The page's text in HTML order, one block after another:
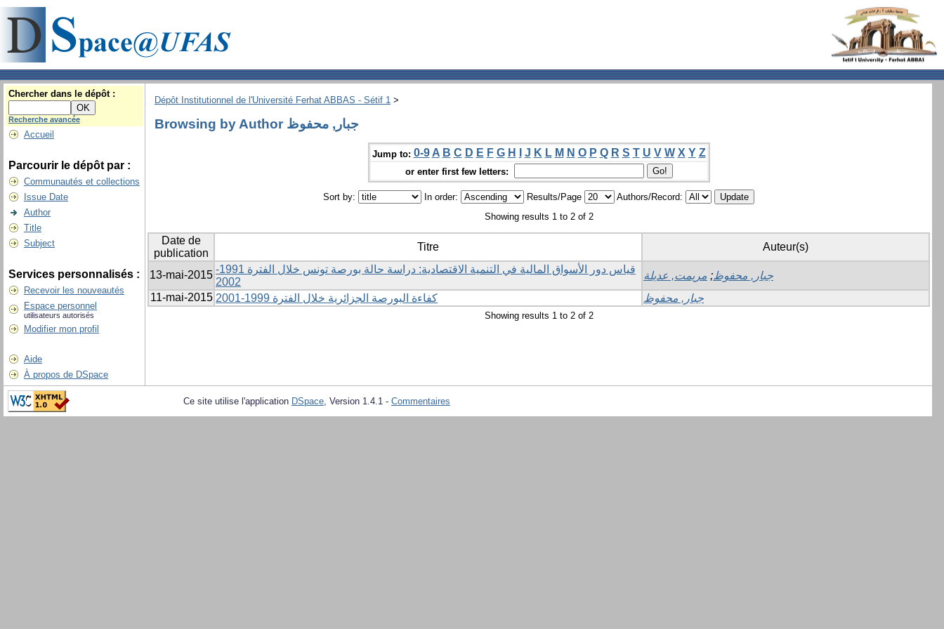
Chercher dans le dépôt :
Recherche avancée
Accueil
Parcourir le dépôt par :
Communautés et collections
Issue Date
Author
Title
Subject
Services personnalisés :
Recevoir les nouveautés
Espace personnel
utilisateurs autorisés
Modifier mon profil
Aide
À propos de DSpace
Dépôt Institutionnel de l'Université Ferhat ABBAS - Sétif 1 >
Browsing by Author جبار, محفوظ
Jump to: 0-9 A B C D E F G H J K L M N O P Q R S T U V W X Y Z
or enter first few letters:
Sort by: In order: Results/Page
Authors/Record:
Showing results 1 to 2 of 2
Date de
publication
Titre Auteur(s)
13-mai-2015 قياس دور الأسواق المالية في التنمية الاقتصادية: دراسة حالة بورصة تونس خلال الفترة 1991-
2002
جبار, محفوظ; مريمت, عديلة
11-mai-2015
كفاءة البورصة الجزائرية خلال الفترة 1999-2001 جبار, محفوظ
Showing results 1 to 2 of 2
Ce site utilise l'application DSpace, Version 1.4.1 - Commentaires